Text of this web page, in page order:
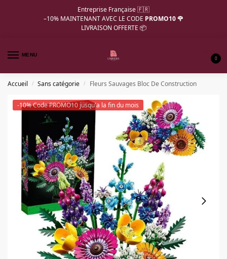
Entreprise Française 🇫🇷
–10% MAINTENANT AVEC LE CODE PROMO10 🌹
LIVRAISON OFFERTE 📦
MENU
0
Accueil / Sans catégorie / Fleurs Sauvages Bloc De Construction
-10% Code PROMO10 jusqu'a la fin du mois